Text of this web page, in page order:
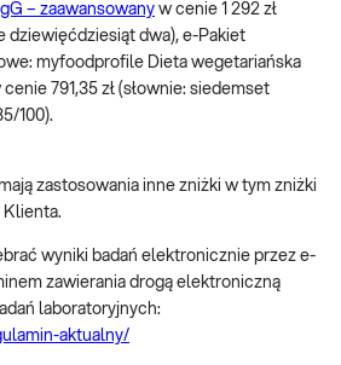
– zaawansowany w cenie 1 292 zł
dziewięćdziesiąt dwa), e-Pakiet
myfoodprofile Dieta wegetariańska
791,35 zł (słownie: siedemset
100).
zastosowania inne zniżki w tym zniżki
Klienta.
wyniki badań elektronicznie przez e-
zawierania drogą elektroniczną
laboratoryjnych:
aktualny/